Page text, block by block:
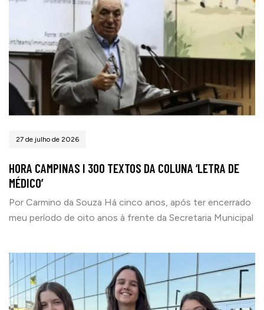
27 de julho de 2026
HORA CAMPINAS I 300 TEXTOS DA COLUNA ‘LETRA DE
MÉDICO’
Por Carmino da Souza Há cinco anos, após ter encerrado
meu período de oito anos à frente da Secretaria Municipal